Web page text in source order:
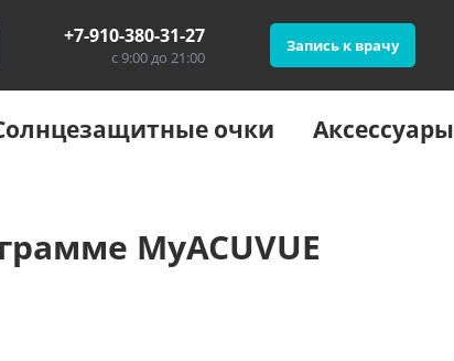
+7-910-380-31-27
с 9:00 до 21:00
Запись к врачу
очки Аксессуары
MyACUVUE